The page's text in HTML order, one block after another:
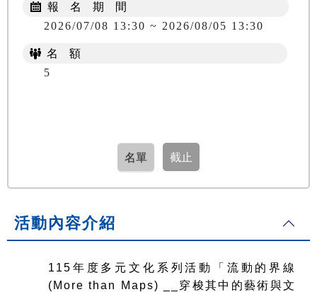
報 名 期 間
2026/07/08 13:30 ~ 2026/08/05 13:30
名 額
5
活動內容介紹
115 年度多元文化系列活動「流動的界線
(More than Maps) __穿梭其中的藝術與文